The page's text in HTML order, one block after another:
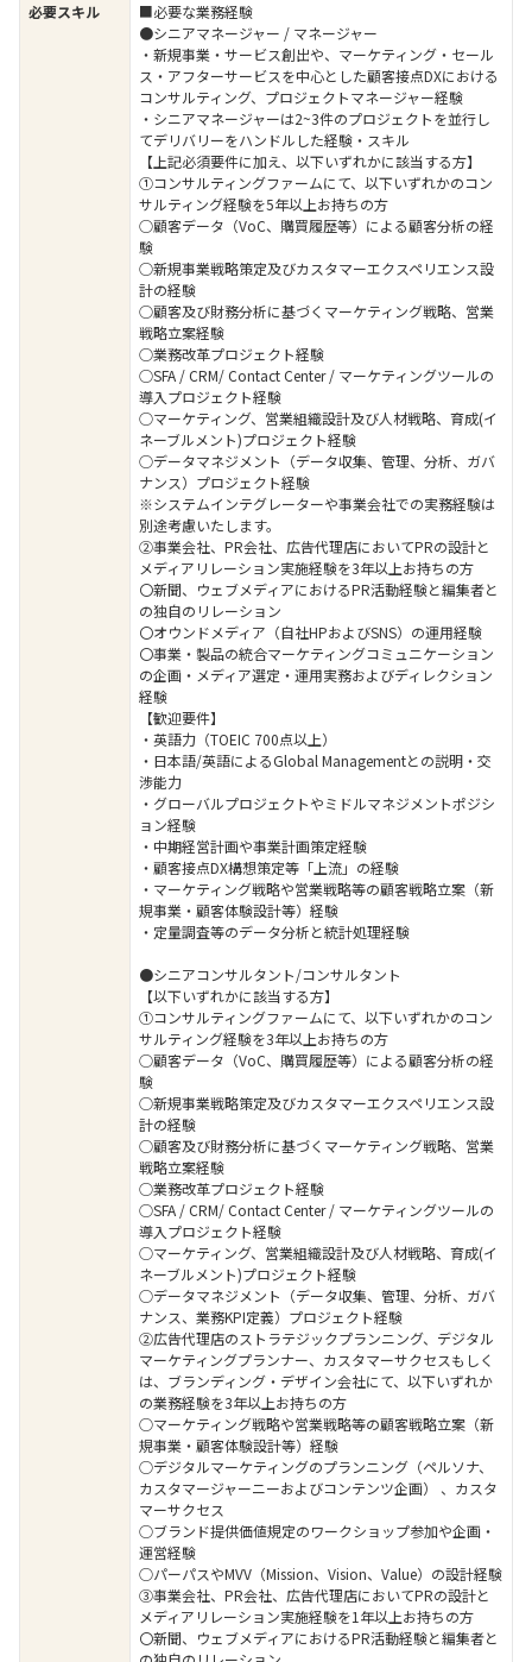
必要スキル
■必要な業務経験
●シニアマネージャー / マネージャー
・新規事業・サービス創出や、マーケティング・セール
ス・アフターサービスを中心とした顧客接点DXにおける
コンサルティング、プロジェクトマネージャー経験
・シニアマネージャーは2~3件のプロジェクトを並行し
てデリバリーをハンドルした経験・スキル
【上記必須要件に加え、以下いずれかに該当する方】
①コンサルティングファームにて、以下いずれかのコン
サルティング経験を5年以上お持ちの方
○顧客データ（VoC、購買履歴等）による顧客分析の経
験
○新規事業戦略策定及びカスタマーエクスペリエンス設
計の経験
○顧客及び財務分析に基づくマーケティング戦略、営業
戦略立案経験
○業務改革プロジェクト経験
○SFA / CRM/ Contact Center / マーケティングツールの
導入プロジェクト経験
○マーケティング、営業組織設計及び人材戦略、育成(イ
ネーブルメント)プロジェクト経験
○データマネジメント（データ収集、管理、分析、ガバ
ナンス）プロジェクト経験
※システムインテグレーターや事業会社での実務経験は
別途考慮いたします。
②事業会社、PR会社、広告代理店においてPRの設計と
メディアリレーション実施経験を3年以上お持ちの方
〇新聞、ウェブメディアにおけるPR活動経験と編集者と
の独自のリレーション
〇オウンドメディア（自社HPおよびSNS）の運用経験
〇事業・製品の統合マーケティングコミュニケーション
の企画・メディア選定・運用実務およびディレクション
経験
【歓迎要件】
・英語力（TOEIC 700点以上）
・日本語/英語によるGlobal Managementとの説明・交
渉能力
・グローバルプロジェクトやミドルマネジメントポジシ
ョン経験
・中期経営計画や事業計画策定経験
・顧客接点DX構想策定等「上流」の経験
・マーケティング戦略や営業戦略等の顧客戦略立案（新
規事業・顧客体験設計等）経験
・定量調査等のデータ分析と統計処理経験
●シニアコンサルタント/コンサルタント
【以下いずれかに該当する方】
①コンサルティングファームにて、以下いずれかのコン
サルティング経験を3年以上お持ちの方
○顧客データ（VoC、購買履歴等）による顧客分析の経
験
○新規事業戦略策定及びカスタマーエクスペリエンス設
計の経験
○顧客及び財務分析に基づくマーケティング戦略、営業
戦略立案経験
○業務改革プロジェクト経験
○SFA / CRM/ Contact Center / マーケティングツールの
導入プロジェクト経験
○マーケティング、営業組織設計及び人材戦略、育成(イ
ネーブルメント)プロジェクト経験
○データマネジメント（データ収集、管理、分析、ガバ
ナンス、業務KPI定義）プロジェクト経験
②広告代理店のストラテジックプランニング、デジタル
マーケティングプランナー、カスタマーサクセスもしく
は、ブランディング・デザイン会社にて、以下いずれか
の業務経験を3年以上お持ちの方
○マーケティング戦略や営業戦略等の顧客戦略立案（新
規事業・顧客体験設計等）経験
○デジタルマーケティングのプランニング（ペルソナ、
カスタマージャーニーおよびコンテンツ企画） 、カスタ
マーサクセス
○ブランド提供価値規定のワークショップ参加や企画・
運営経験
○パーパスやMVV（Mission、Vision、Value）の設計経験
③事業会社、PR会社、広告代理店においてPRの設計と
メディアリレーション実施経験を1年以上お持ちの方
〇新聞、ウェブメディアにおけるPR活動経験と編集者と